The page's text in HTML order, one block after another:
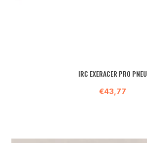
IRC EXERACER PRO PNEU
€43,77